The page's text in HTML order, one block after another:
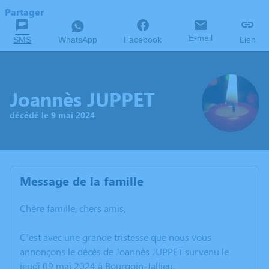
Partager
SMS WhatsApp Facebook E-mail Lien
Joannès JUPPET
décédé le 9 mai 2024
Message de la famille
Chère famille, chers amis,
C’est avec une grande tristesse que nous vous
annonçons le décès de Joannès JUPPET survenu le
jeudi 09 mai 2024 à Bourgoin-Jallieu.